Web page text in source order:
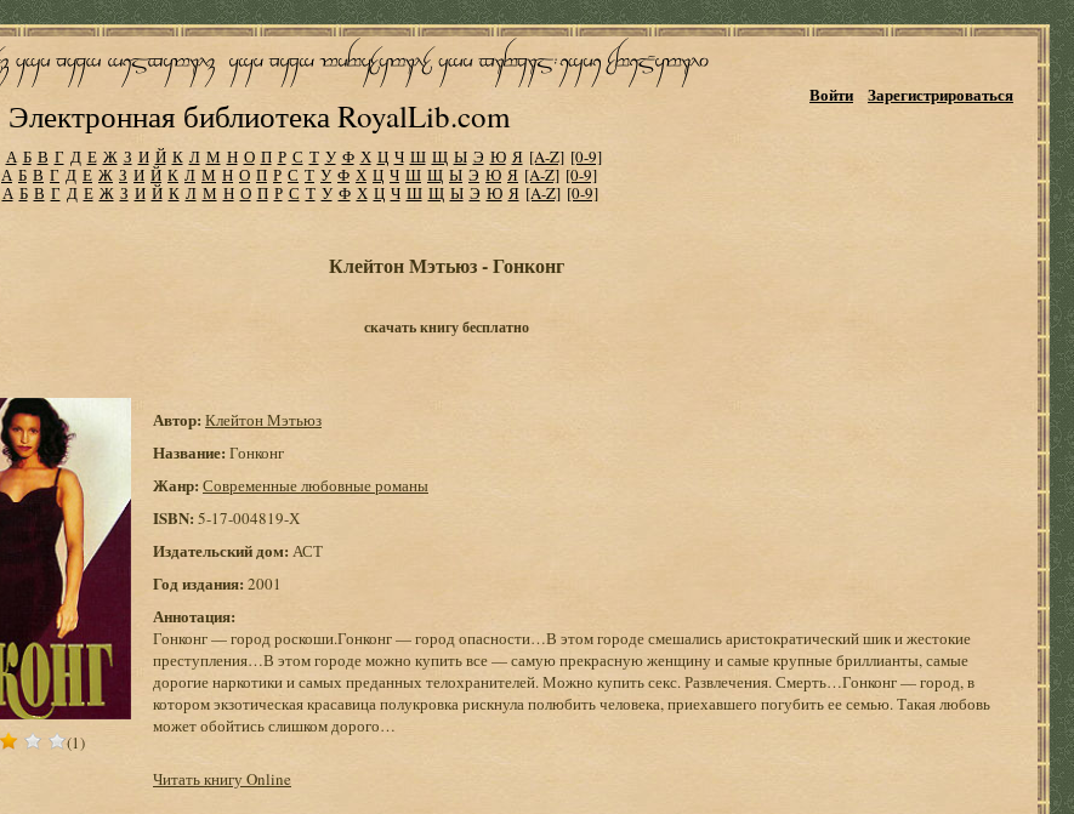
Электронная библиотека RoyalLib.com
Войти Зарегистрироваться
А Б В Г Д Е Ж З И Й К Л М Н О П Р С Т У Ф Х Ц Ч Ш Щ Ы Э Ю Я [A-Z] [0-9]
А Б В Г Д Е Ж З И Й К Л М Н О П Р С Т У Ф Х Ц Ч Ш Щ Ы Э Ю Я [A-Z] [0-9]
А Б В Г Д Е Ж З И Й К Л М Н О П Р С Т У Ф Х Ц Ч Ш Щ Ы Э Ю Я [A-Z] [0-9]
Клейтон Мэтьюз - Гонконг
скачать книгу бесплатно
(1)
Автор: Клейтон Мэтьюз
Название: Гонконг
Жанр: Современные любовные романы
ISBN: 5-17-004819-Х
Издательский дом: АСТ
Год издания: 2001
Аннотация:
Гонконг — город роскоши.Гонконг — город опасности…В этом городе смешались аристократический шик и жестокие
преступления…В этом городе можно купить все — самую прекрасную женщину и самые крупные бриллианты, самые
дорогие наркотики и самых преданных телохранителей. Можно купить секс. Развлечения. Смерть…Гонконг — город, в
котором экзотическая красавица полукровка рискнула полюбить человека, приехавшего погубить ее семью. Такая любовь
может обойтись слишком дорого…
Читать книгу Online